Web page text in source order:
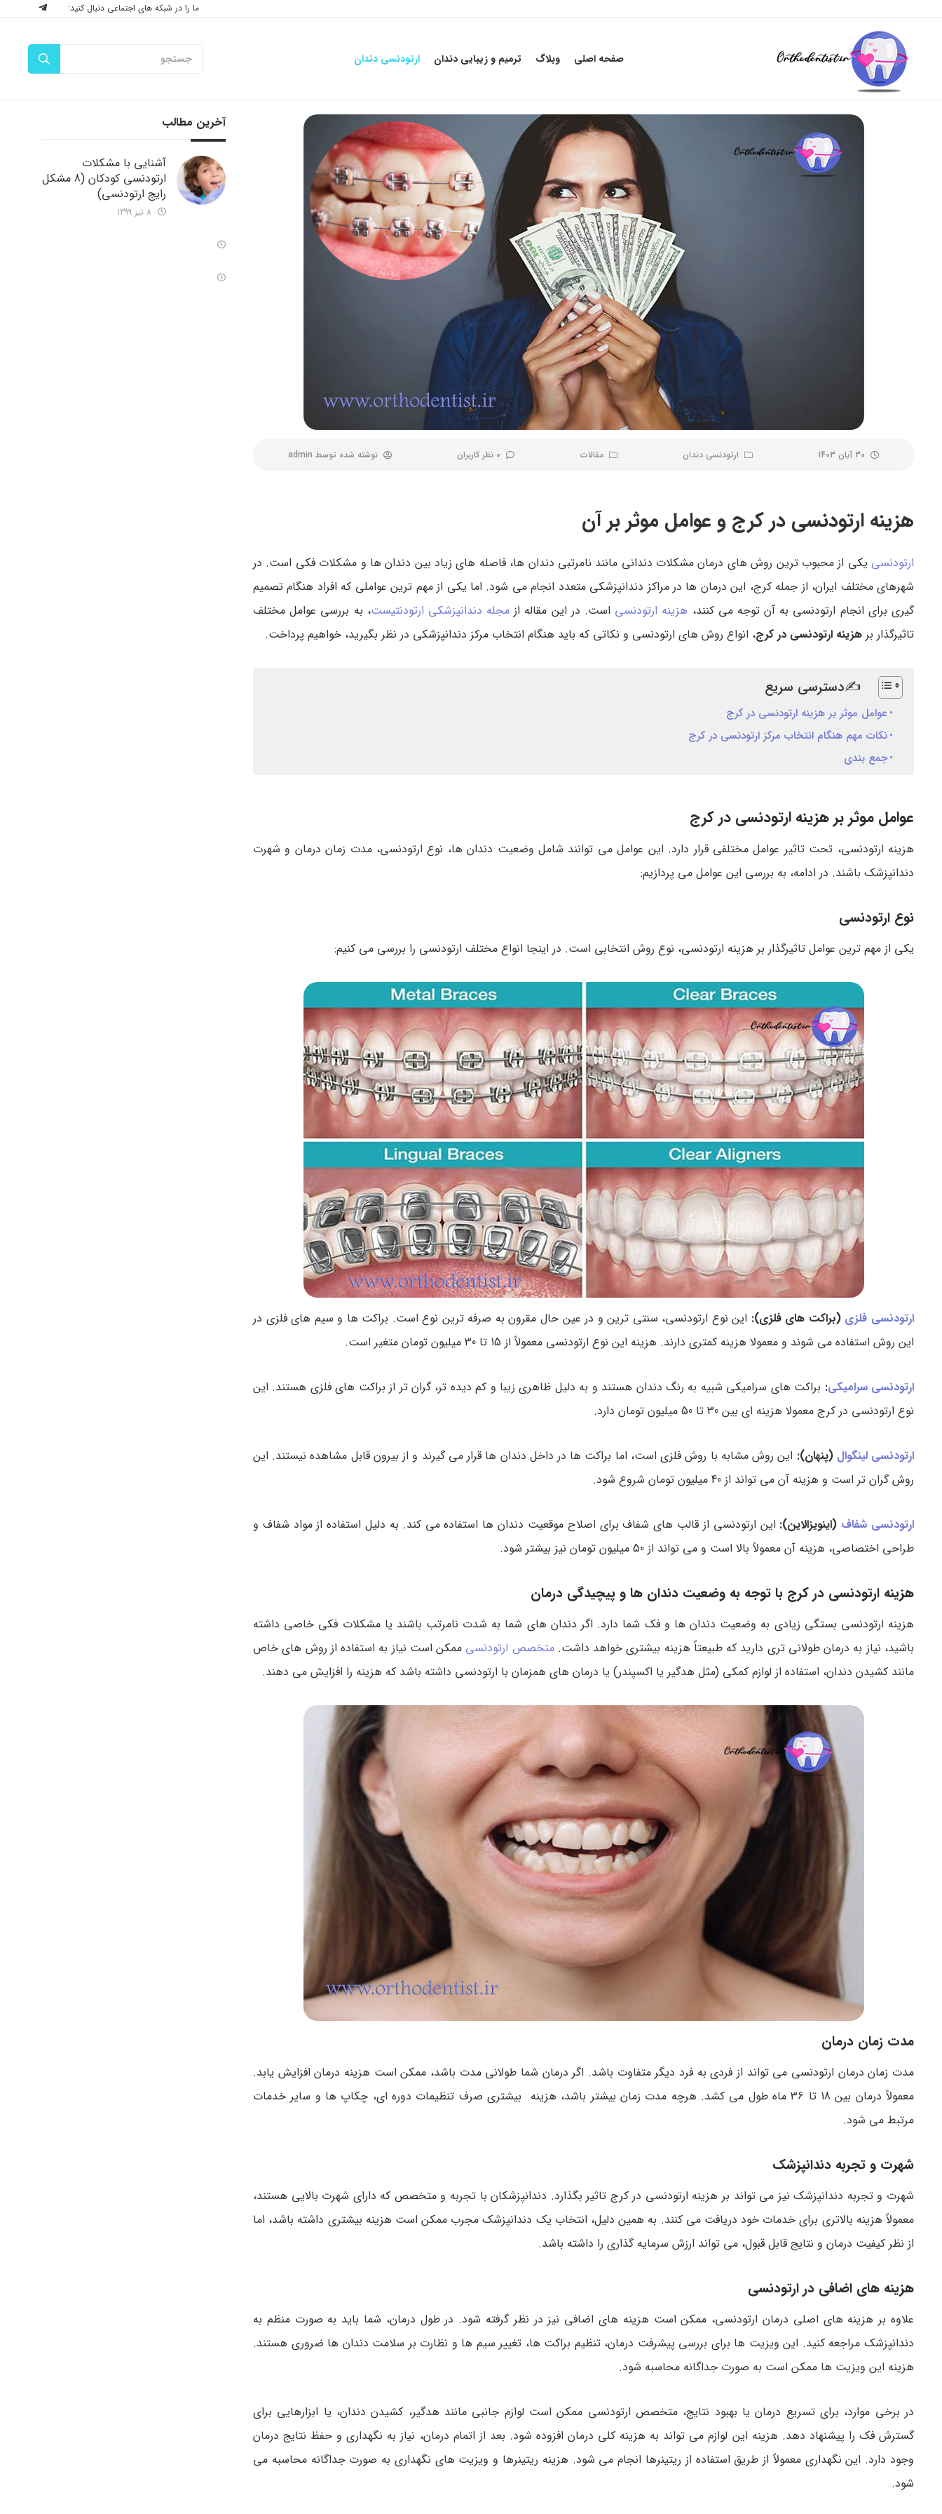
ما را در شبکه های اجتماعی دنبال کنید:
صفحه اصلی وبلاگ ترمیم و زیبایی دندان ارتودنسی دندان
30 آبان 1403 ارتودنسی دندان مقالات 0 نظر کاربران نوشته شده توسط admin
هزینه ارتودنسی در کرج و عوامل موثر بر آن
ارتودنسی یکی از محبوب ترین روش های درمان مشکلات دندانی مانند نامرتبی دندان ها، فاصله های زیاد بین دندان ها و مشکلات فکی است. در
شهرهای مختلف ایران، از جمله کرج، این درمان ها در مراکز دندانپزشکی متعدد انجام می شود. اما یکی از مهم ترین عواملی که افراد هنگام تصمیم
گیری برای انجام ارتودنسی به آن توجه می کنند، هزینه ارتودنسی است. در این مقاله از مجله دندانپزشکی ارتودنتیست، به بررسی عوامل مختلف
تاثیرگذار بر هزینه ارتودنسی در کرج، انواع روش های ارتودنسی و نکاتی که باید هنگام انتخاب مرکز دندانپزشکی در نظر بگیرید، خواهیم پرداخت.
✍دسترسی سریع
عوامل موثر بر هزینه ارتودنسی در کرج
نکات مهم هنگام انتخاب مرکز ارتودنسی در کرج
جمع بندی
عوامل موثر بر هزینه ارتودنسی در کرج
هزینه ارتودنسی، تحت تاثیر عوامل مختلفی قرار دارد. این عوامل می توانند شامل وضعیت دندان ها، نوع ارتودنسی، مدت زمان درمان و شهرت
دندانپزشک باشند. در ادامه، به بررسی این عوامل می پردازیم:
نوع ارتودنسی
یکی از مهم ترین عوامل تاثیرگذار بر هزینه ارتودنسی، نوع روش انتخابی است. در اینجا انواع مختلف ارتودنسی را بررسی می کنیم:
ارتودنسی فلزی (براکت های فلزی): این نوع ارتودنسی، سنتی ترین و در عین حال مقرون به صرفه ترین نوع است. براکت ها و سیم های فلزی در
این روش استفاده می شوند و معمولا هزینه کمتری دارند. هزینه این نوع ارتودنسی معمولاً از 15 تا 30 میلیون تومان متغیر است.
ارتودنسی سرامیکی: براکت های سرامیکی شبیه به رنگ دندان هستند و به دلیل ظاهری زیبا و کم دیده تر، گران تر از براکت های فلزی هستند. این
نوع ارتودنسی در کرج معمولا هزینه ای بین 30 تا 50 میلیون تومان دارد.
ارتودنسی لینگوال (پنهان): این روش مشابه با روش فلزی است، اما براکت ها در داخل دندان ها قرار می گیرند و از بیرون قابل مشاهده نیستند. این
روش گران تر است و هزینه آن می تواند از 40 میلیون تومان شروع شود.
ارتودنسی شفاف (اینویزالاین): این ارتودنسی از قالب های شفاف برای اصلاح موقعیت دندان ها استفاده می کند. به دلیل استفاده از مواد شفاف و
طراحی اختصاصی، هزینه آن معمولاً بالا است و می تواند از 50 میلیون تومان نیز بیشتر شود.
هزینه ارتودنسی در کرج با توجه به وضعیت دندان ها و پیچیدگی درمان
هزینه ارتودنسی بستگی زیادی به وضعیت دندان ها و فک شما دارد. اگر دندان های شما به شدت نامرتب باشند یا مشکلات فکی خاصی داشته
باشید، نیاز به درمان طولانی تری دارید که طبیعتاً هزینه بیشتری خواهد داشت.متخصص ارتودنسی ممکن است نیاز به استفاده از روش های خاص
مانند کشیدن دندان، استفاده از لوازم کمکی (مثل هدگیر یا اکسپندر) یا درمان های همزمان با ارتودنسی داشته باشد که هزینه را افزایش می دهند.
مدت زمان درمان
مدت زمان درمان ارتودنسی می تواند از فردی به فرد دیگر متفاوت باشد. اگر درمان شما طولانی مدت باشد، ممکن است هزینه درمان افزایش یابد.
معمولاً درمان بین 18 تا 36 ماه طول می کشد. هرچه مدت زمان بیشتر باشد، هزینه بیشتری صرف تنظیمات دوره ای، چکاپ ها و سایر خدمات
مرتبط می شود.
شهرت و تجربه دندانپزشک
شهرت و تجربه دندانپزشک نیز می تواند بر هزینه ارتودنسی در کرج تاثیر بگذارد. دندانپزشکان با تجربه و متخصص که دارای شهرت بالایی هستند،
معمولاً هزینه بالاتری برای خدمات خود دریافت می کنند. به همین دلیل، انتخاب یک دندانپزشک مجرب ممکن است هزینه بیشتری داشته باشد، اما
از نظر کیفیت درمان و نتایج قابل قبول، می تواند ارزش سرمایه گذاری را داشته باشد.
هزینه های اضافی در ارتودنسی
علاوه بر هزینه های اصلی درمان ارتودنسی، ممکن است هزینه های اضافی نیز در نظر گرفته شود. در طول درمان، شما باید به صورت منظم به
دندانپزشک مراجعه کنید. این ویزیت ها برای بررسی پیشرفت درمان، تنظیم براکت ها، تغییر سیم ها و نظارت بر سلامت دندان ها ضروری هستند.
هزینه این ویزیت ها ممکن است به صورت جداگانه محاسبه شود.
در برخی موارد، برای تسریع درمان یا بهبود نتایج، متخصص ارتودنسی ممکن است لوازم جانبی مانند هدگیر، کشیدن دندان، یا ابزارهایی برای
گسترش فک را پیشنهاد دهد. هزینه این لوازم می تواند به هزینه کلی درمان افزوده شود. بعد از اتمام درمان، نیاز به نگهداری و حفظ نتایج درمان
وجود دارد. این نگهداری معمولاً از طریق استفاده از ریتینرها انجام می شود. هزینه ریتینرها و ویزیت های نگهداری به صورت جداگانه محاسبه می
شود.
آخرین مطالب
آشنایی با مشکلات
ارتودنسی کودکان (8 مشکل
رایج ارتودنسی)